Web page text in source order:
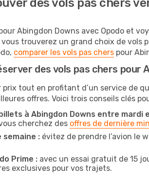
des vols pas chers
Abingdon Downs avec Opodo et
trouverez un grand choix de vols
comparer les vols pas chers pour
des vols pas chers pour
tout en profitant d’un service de
offres. Voici trois conseils clés
à Abingdon Downs entre mardi
cherchez des offres de dernière
semaine : évitez de prendre l’avion le
Prime : avec un essai gratuit de 15
exclusives pour vos trajets.